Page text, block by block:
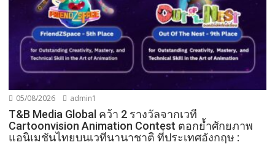
05/08/2026 admin1
T&B Media Global คว้า 2 รางวัลจากเวที
Cartoonvision Animation Contest ตอกย้ำศักยภาพ
แอนิเมชันไทยบนเวทีนานาชาติ ที่ประเทศอังกฤษ :